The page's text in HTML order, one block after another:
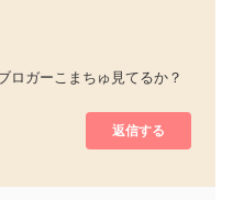
ロガーこまちゅ見てるか？
返信する